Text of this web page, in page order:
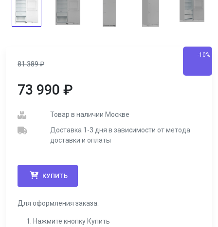
81 389₽
-10%
73 990 ₽
Товар в наличии Москве
Доставка 1-3 дня в зависимости от метода
доставки и оплаты
КУПИТЬ
Для оформления заказа:
Нажмите кнопку Купить